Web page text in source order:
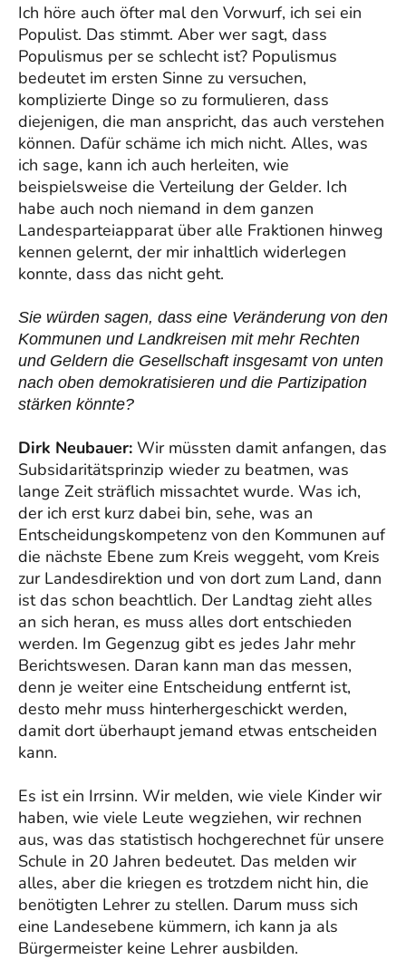
Ich höre auch öfter mal den Vorwurf, ich sei ein
Populist. Das stimmt. Aber wer sagt, dass
Populismus per se schlecht ist? Populismus
bedeutet im ersten Sinne zu versuchen,
komplizierte Dinge so zu formulieren, dass
diejenigen, die man anspricht, das auch verstehen
können. Dafür schäme ich mich nicht. Alles, was
ich sage, kann ich auch herleiten, wie
beispielsweise die Verteilung der Gelder. Ich
habe auch noch niemand in dem ganzen
Landesparteiapparat über alle Fraktionen hinweg
kennen gelernt, der mir inhaltlich widerlegen
konnte, dass das nicht geht.
Sie würden sagen, dass eine Veränderung von den
Kommunen und Landkreisen mit mehr Rechten
und Geldern die Gesellschaft insgesamt von unten
nach oben demokratisieren und die Partizipation
stärken könnte?
Dirk Neubauer: Wir müssten damit anfangen, das
Subsidaritätsprinzip wieder zu beatmen, was
lange Zeit sträflich missachtet wurde. Was ich,
der ich erst kurz dabei bin, sehe, was an
Entscheidungskompetenz von den Kommunen auf
die nächste Ebene zum Kreis weggeht, vom Kreis
zur Landesdirektion und von dort zum Land, dann
ist das schon beachtlich. Der Landtag zieht alles
an sich heran, es muss alles dort entschieden
werden. Im Gegenzug gibt es jedes Jahr mehr
Berichtswesen. Daran kann man das messen,
denn je weiter eine Entscheidung entfernt ist,
desto mehr muss hinterhergeschickt werden,
damit dort überhaupt jemand etwas entscheiden
kann.
Es ist ein Irrsinn. Wir melden, wie viele Kinder wir
haben, wie viele Leute wegziehen, wir rechnen
aus, was das statistisch hochgerechnet für unsere
Schule in 20 Jahren bedeutet. Das melden wir
alles, aber die kriegen es trotzdem nicht hin, die
benötigten Lehrer zu stellen. Darum muss sich
eine Landesebene kümmern, ich kann ja als
Bürgermeister keine Lehrer ausbilden.